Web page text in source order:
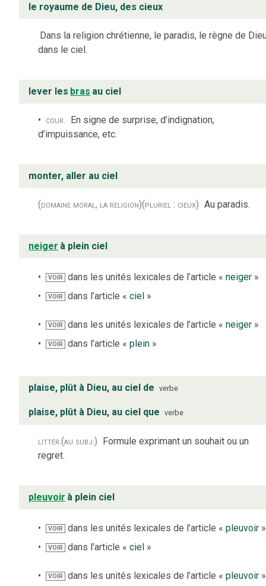
le royaume de Dieu, des cieux
Dans la religion chrétienne, le paradis, le règne de
dans le ciel.
lever les bras au ciel
cour.
En signe de surprise, d’indignation,
d’impuissance, etc.
monter, aller au ciel
(domaine moral, la religion)(pluriel : cieux) Au paradis.
neiger à plein ciel
VOIR dans les unités lexicales de l’article «neiger »
VOIR dans l’article «ciel »
VOIR dans les unités lexicales de l’article «neiger »
VOIR dans l’article «plein »
plaise, plût à Dieu, au ciel de verbe
plaise, plût à Dieu, au ciel que verbe
littér.(au subj.)
Formule exprimant un souhait ou un
regret.
pleuvoir à plein ciel
VOIR dans les unités lexicales de l’article «pleuvoir »
VOIR dans l’article «ciel »
VOIR dans les unités lexicales de l’article «pleuvoir »